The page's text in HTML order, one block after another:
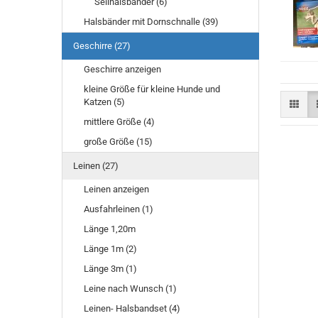
Halsbänder mit Dornschnalle (39)
Geschirre (27)
Geschirre anzeigen
kleine Größe für kleine Hunde und
Katzen (5)
mittlere Größe (4)
große Größe (15)
Leinen (27)
Leinen anzeigen
Ausfahrleinen (1)
Länge 1,20m
Länge 1m (2)
Länge 3m (1)
Leine nach Wunsch (1)
Leinen- Halsbandset (4)